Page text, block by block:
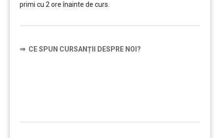
primi cu 2 ore înainte de curs.
⇒ CE SPUN CURSANȚII DESPRE NOI?